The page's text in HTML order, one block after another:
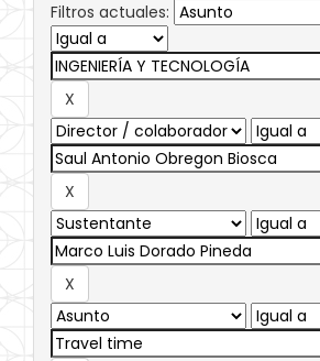
Filtros actuales: